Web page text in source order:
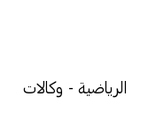
الرياضية - وكالات